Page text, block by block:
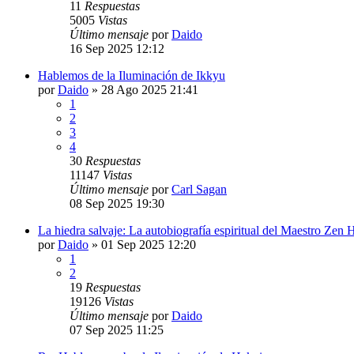
11 Respuestas
5005 Vistas
Último mensaje porDaido
16 Sep 2025 12:12
Hablemos de la Iluminación de Ikkyu
porDaido » 28 Ago 2025 21:41
1
2
3
4
30 Respuestas
11147 Vistas
Último mensaje porCarl Sagan
08 Sep 2025 19:30
La hiedra salvaje: La autobiografía espiritual del Maestro Zen
porDaido » 01 Sep 2025 12:20
1
2
19 Respuestas
19126 Vistas
Último mensaje porDaido
07 Sep 2025 11:25